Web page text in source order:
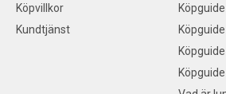
Köpvillkor
Kundtjänst